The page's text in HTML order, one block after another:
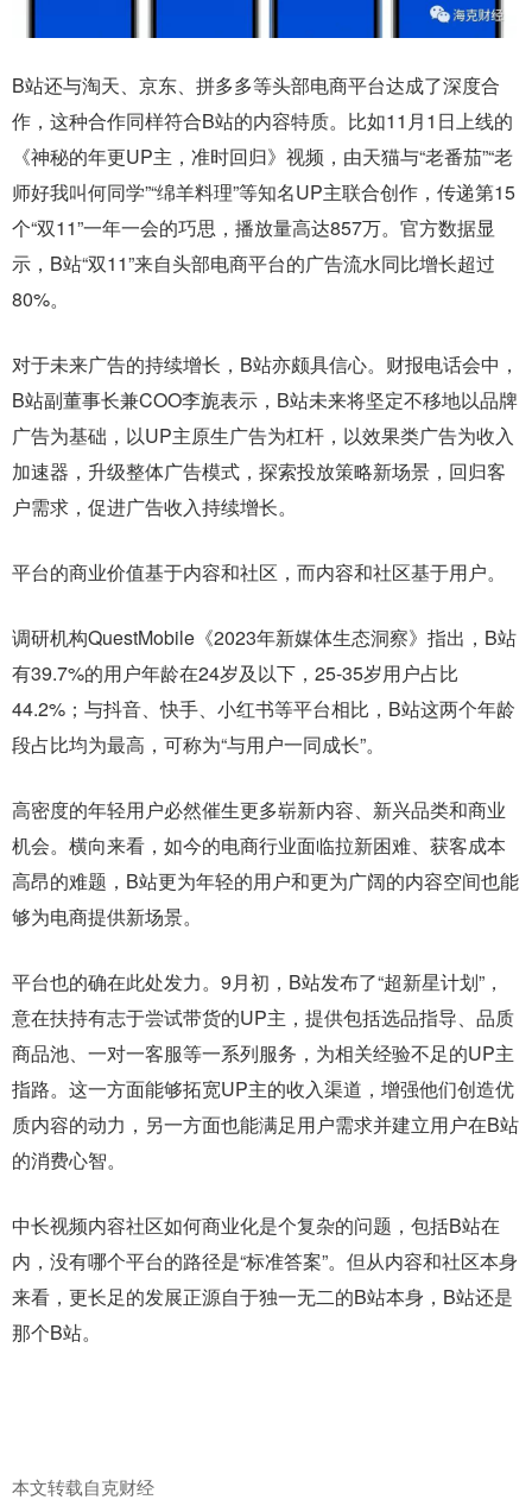
B站还与淘天、京东、拼多多等头部电商平台达成了深度合
作，这种合作同样符合B站的内容特质。比如11月1日上线的
《神秘的年更UP主，准时回归》视频，由天猫与“老番茄”“老
师好我叫何同学”“绵羊料理”等知名UP主联合创作，传递第15
个“双11”一年一会的巧思，播放量高达857万。官方数据显
示，B站“双11”来自头部电商平台的广告流水同比增长超过
80%。
对于未来广告的持续增长，B站亦颇具信心。财报电话会中，
B站副董事长兼COO李旎表示，B站未来将坚定不移地以品牌
广告为基础，以UP主原生广告为杠杆，以效果类广告为收入
加速器，升级整体广告模式，探索投放策略新场景，回归客
户需求，促进广告收入持续增长。
平台的商业价值基于内容和社区，而内容和社区基于用户。
调研机构QuestMobile《2023年新媒体生态洞察》指出，B站
有39.7%的用户年龄在24岁及以下，25-35岁用户占比
44.2%；与抖音、快手、小红书等平台相比，B站这两个年龄
段占比均为最高，可称为“与用户一同成长”。
高密度的年轻用户必然催生更多崭新内容、新兴品类和商业
机会。横向来看，如今的电商行业面临拉新困难、获客成本
高昂的难题，B站更为年轻的用户和更为广阔的内容空间也能
够为电商提供新场景。
平台也的确在此处发力。9月初，B站发布了“超新星计划”，
意在扶持有志于尝试带货的UP主，提供包括选品指导、品质
商品池、一对一客服等一系列服务，为相关经验不足的UP主
指路。这一方面能够拓宽UP主的收入渠道，增强他们创造优
质内容的动力，另一方面也能满足用户需求并建立用户在B站
的消费心智。
中长视频内容社区如何商业化是个复杂的问题，包括B站在
内，没有哪个平台的路径是“标准答案”。但从内容和社区本身
来看，更长足的发展正源自于独一无二的B站本身，B站还是
那个B站。
本文转载自克财经